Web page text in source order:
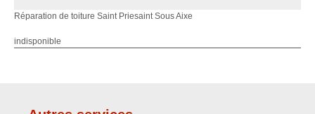
Réparation de toiture Saint Priesaint Sous Aixe
indisponible